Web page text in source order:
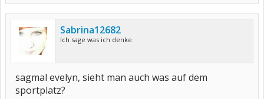
Sabrina12682
Ich sage was ich denke.
sagmal evelyn, sieht man auch was auf dem
sportplatz?